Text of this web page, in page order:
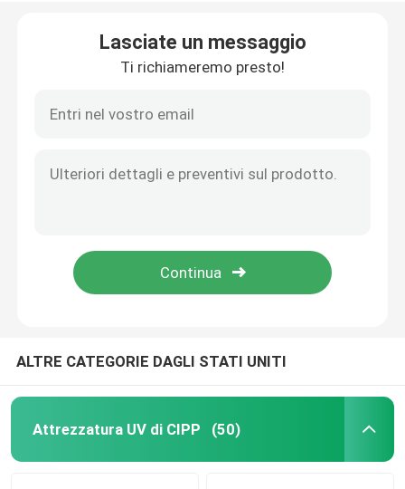
Lasciate un messaggio
Ti richiameremo presto!
ALTRE CATEGORIE DAGLI STATI UNITI
Attrezzatura UV di CIPP (50)